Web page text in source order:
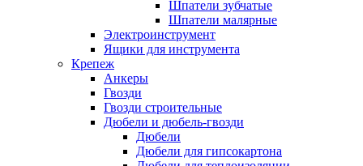
Шпатели зубчатые
Шпатели малярные
Электроинструмент
Ящики для инструмента
Крепеж
Анкеры
Гвозди
Гвозди строительные
Дюбели и дюбель-гвозди
Дюбели
Дюбели для гипсокартона